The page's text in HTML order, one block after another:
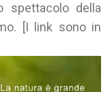
spettacolo della
[I link sono in